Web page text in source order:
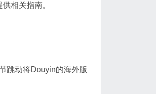
相关指南。
跳动将Douyin的海外版